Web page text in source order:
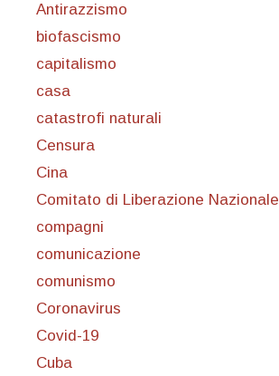
Antirazzismo
biofascismo
capitalismo
casa
catastrofi naturali
Censura
Cina
Comitato di Liberazione Nazionale
compagni
comunicazione
comunismo
Coronavirus
Covid-19
Cuba